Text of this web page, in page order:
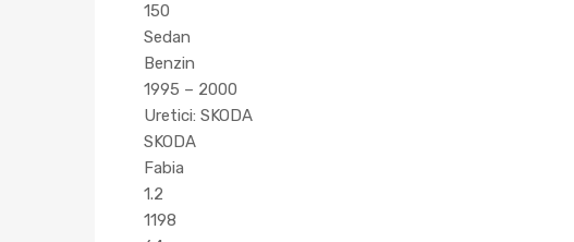
150
Sedan
Benzin
1995 – 2000
Uretici: SKODA
SKODA
Fabia
1.2
1198